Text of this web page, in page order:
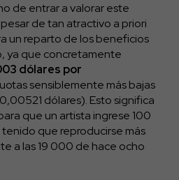
de entrar a valorar este
de tan atractivo a priori
un reparto de los beneficios
ya que concretamente
dólares por
sensiblemente más bajas
dólares). Esto significa
que un artista ingrese 100
tenido que reproducirse más
a las 19 000 de hace ocho